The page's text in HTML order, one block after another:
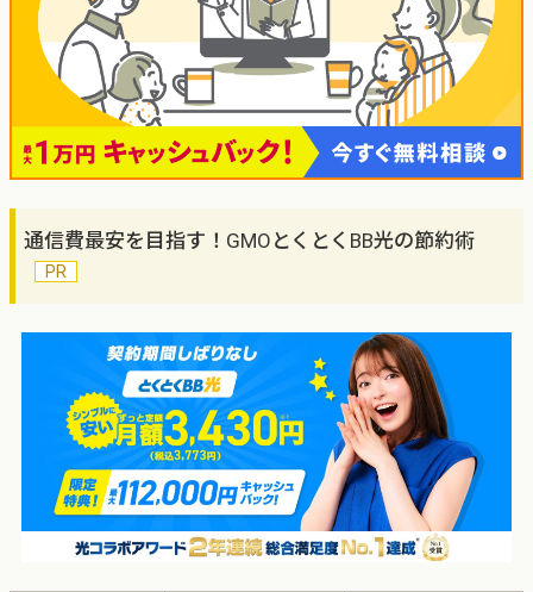
通信費最安を目指す！GMOとくとくBB光の節約術